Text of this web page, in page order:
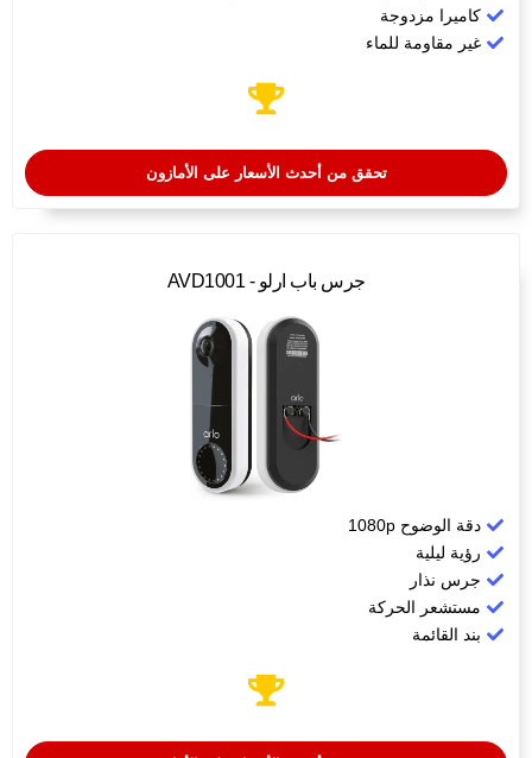
كاميرا مزدوجة
غير مقاومة للماء
تحقق من أحدث الأسعار على الأمازون
جرس باب ارلو - AVD1001
دقة الوضوح ‎1080p​
رؤية ليلية
جرس نذار
مستشعر الحركة
بند القائمة